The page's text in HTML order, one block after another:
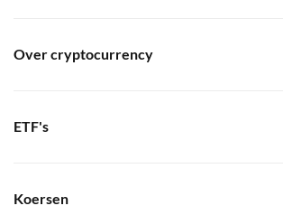
Over cryptocurrency
ETF's
Koersen